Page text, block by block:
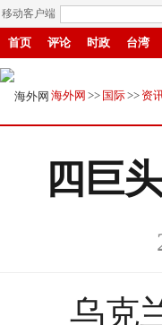
移动客户端
首页 评论 时政 台湾
招商
海外网 >> 国际>> 资
四巨
乌克兰